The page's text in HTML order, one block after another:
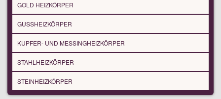
GOLD HEIZKÖRPER
GUSSHEIZKÖRPER
KUPFER- UND MESSINGHEIZKÖRPER
STAHLHEIZKÖRPER
STEINHEIZKÖRPER